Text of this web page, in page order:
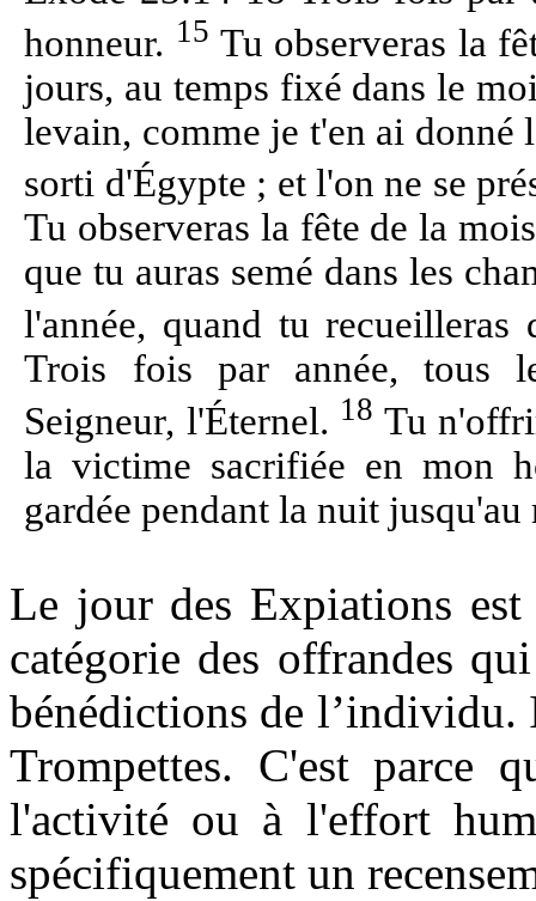
honneur. 15 Tu observeras la
jours, au temps fixé dans le
levain, comme je t'en ai donné
sorti d'Égypte ; et l'on ne se
Tu observeras la fête de la
que tu auras semé dans les
l'année, quand tu
Trois fois par année, tous
Seigneur, l'Éternel. 18 Tu
la victime sacrifiée en mon
gardée pendant la nuit
Le jour des Expiations
catégorie des offrandes
bénédictions de l’individu.
Trompettes. C'est parce
l'activité ou à l'effort
spécifiquement un